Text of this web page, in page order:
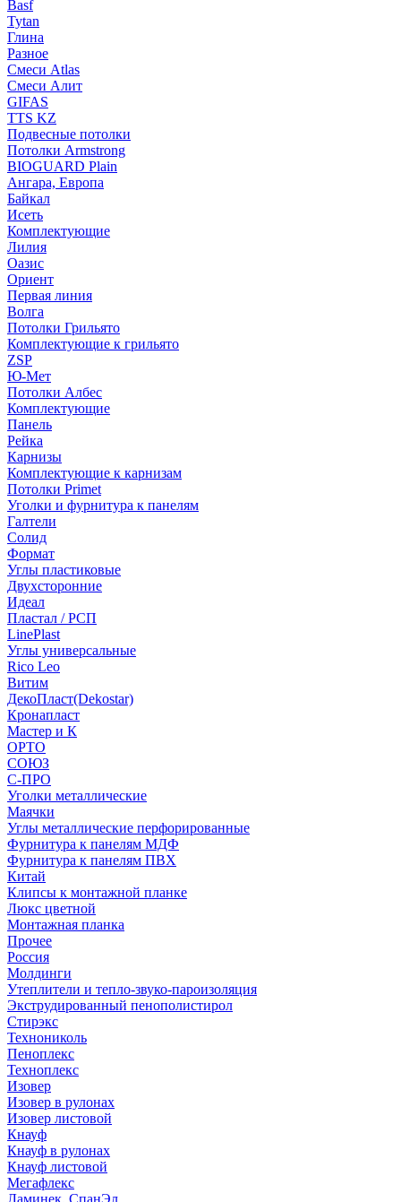
Basf
Tytan
Глина
Разное
Смеси Atlas
Смеси Алит
GIFAS
TTS KZ
Подвесные потолки
Потолки Armstrong
BIOGUARD Plain
Ангара, Европа
Байкал
Исеть
Комплектующие
Лилия
Оазис
Ориент
Первая линия
Волга
Потолки Грильято
Комплектующие к грильято
ZSP
Ю-Мет
Потолки Албес
Комплектующие
Панель
Рейка
Карнизы
Комплектующие к карнизам
Потолки Primet
Уголки и фурнитура к панелям
Галтели
Солид
Формат
Углы пластиковые
Двухсторонние
Идеал
Пластал / РСП
LinePlast
Углы универсальные
Rico Leo
Витим
ДекоПласт(Dekostar)
Кронапласт
Мастер и К
ОРТО
СОЮЗ
С-ПРО
Уголки металлические
Маячки
Углы металлические перфорированные
Фурнитура к панелям МДФ
Фурнитура к панелям ПВХ
Китай
Клипсы к монтажной планке
Люкс цветной
Монтажная планка
Прочее
Россия
Молдинги
Утеплители и тепло-звуко-пароизоляция
Экструдированный пенополистирол
Стирэкс
Технониколь
Пеноплекс
Техноплекс
Изовер
Изовер в рулонах
Изовер листовой
Кнауф
Кнауф в рулонах
Кнауф листовой
Мегафлекс
Ламинек, СпанЭл